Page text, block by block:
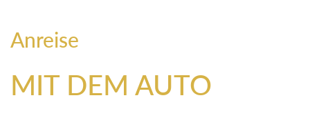
Anreise
MIT DEM AUTO